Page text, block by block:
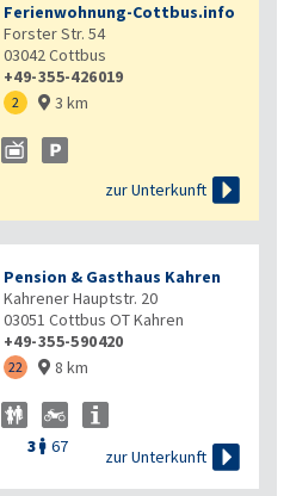
Ferienwohnung-Cottbus.info
Forster Str. 54
03042Cottbus
+49-355-426019
2  3 km
zur Unterkunft 
Pension & Gasthaus Kahren
Kahrener Hauptstr. 20
03051 Cottbus OT Kahren
+49-355-590420
22  8 km
3  67
zur Unterkunft 